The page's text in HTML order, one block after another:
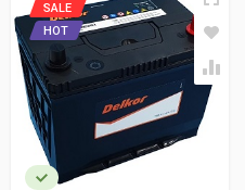
SALE
HOT